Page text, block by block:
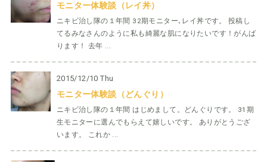
モニター体験談（レイ丼）
ニキビ治し隊の１年間 32期モニター､レイ丼です。 投稿し
てるみなさんのように私も綺麗な肌になりたいです！がんば
ります！ 去年 ...
2015/12/10 Thu
モニター体験談（どんぐり）
ニキビ治し隊の１年間 はじめまして。どんぐりです。 31期
生モニターに選んでもらえて嬉しいです。 ありがとうござ
います。 これか ...